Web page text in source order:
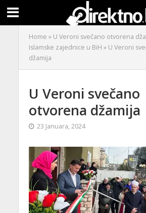
Home » U Veroni svečano otvorena
Islamske zajednice u BiH » U Veroni
džamija
U Veroni svečano
otvorena džamija
23 Januara, 2024